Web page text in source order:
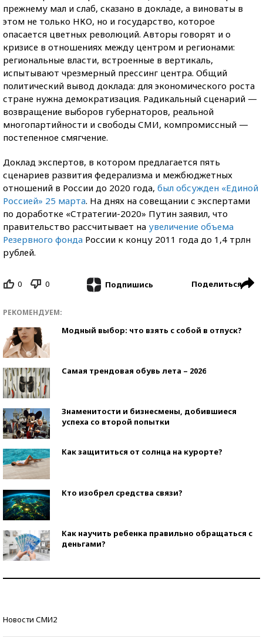
прежнему мал и слаб, сказано в докладе, а виноваты в
этом не только НКО, но и государство, которое
опасается цветных революций. Авторы говорят и о
кризисе в отношениях между центром и регионами:
региональные власти, встроенные в вертикаль,
испытывают чрезмерный прессинг центра. Общий
политический вывод доклада: для экономического роста
стране нужна демократизация. Радикальный сценарий —
возвращение выборов губернаторов, реальной
многопартийности и свободы СМИ, компромиссный —
постепенное смягчение.
Доклад экспертов, в котором предлагается пять
сценариев развития федерализма и межбюджетных
отношений в России до 2020 года, был обсужден «Единой
Россией» 25 марта. На днях на совещании с экспертами
по доработке «Стратегии-2020» Путин заявил, что
правительство рассчитывает на увеличение объема
Резервного фонда России к концу 2011 года до 1,4 трлн
рублей.
0 0 Подпишись Поделиться
РЕКОМЕНДУЕМ:
Модный выбор: что взять с собой в отпуск?
Самая трендовая обувь лета – 2026
Знаменитости и бизнесмены, добившиеся
успеха со второй попытки
Как защититься от солнца на курорте?
Кто изобрел средства связи?
Как научить ребенка правильно обращаться с
деньгами?
Новости СМИ2